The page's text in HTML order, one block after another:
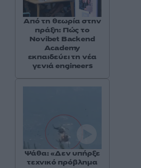
Από τη θεωρία στην
πράξη: Πώς το
Novibet Backend
Academy
εκπαιδεύει τη νέα
γενιά engineers
Ψάθα: «Δεν υπήρξε
τεχνικό πρόβλημα